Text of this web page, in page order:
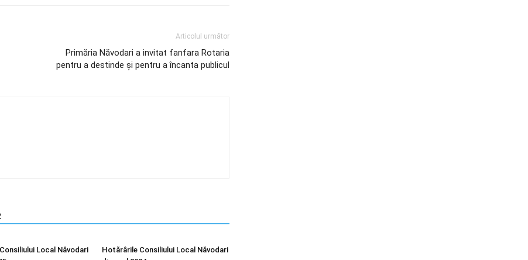
Articolul următor
Primăria Năvodari a invitat fanfara Rotaria
pentru a destinde și pentru a încanta publicul
Local Năvodari
Hotărârile Consiliului Local Năvodari